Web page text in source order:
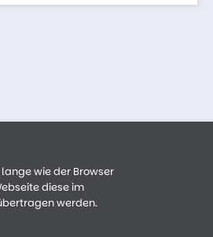
wie der Browser
diese im
werden.